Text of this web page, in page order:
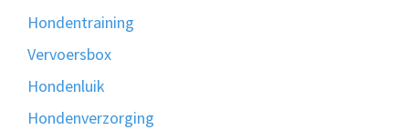
Hondentraining
Vervoersbox
Hondenluik
Hondenverzorging